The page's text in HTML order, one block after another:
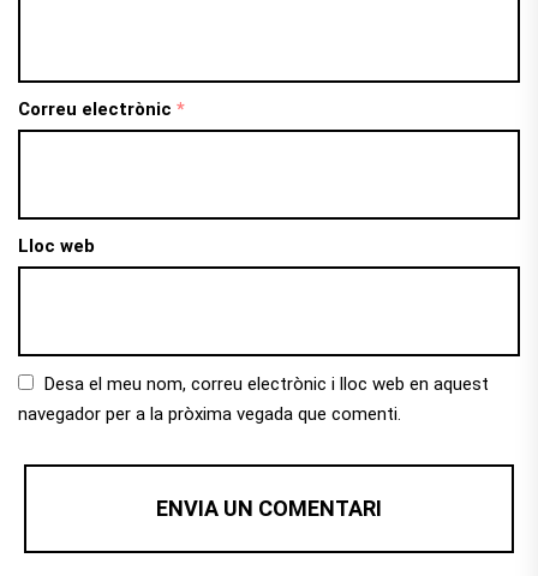
Correu electrònic *
Lloc web
Desa el meu nom, correu electrònic i lloc web en aquest
navegador per a la pròxima vegada que comenti.